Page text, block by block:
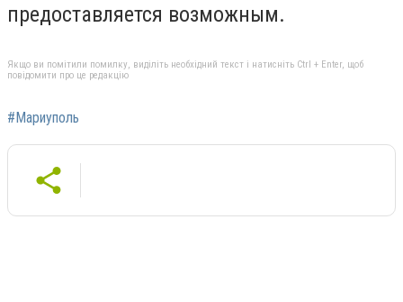
предоставляется возможным.
Якщо ви помітили помилку, виділіть необхідний текст і натисніть Ctrl + Enter, щоб
повідомити про це редакцію
#Мариуполь